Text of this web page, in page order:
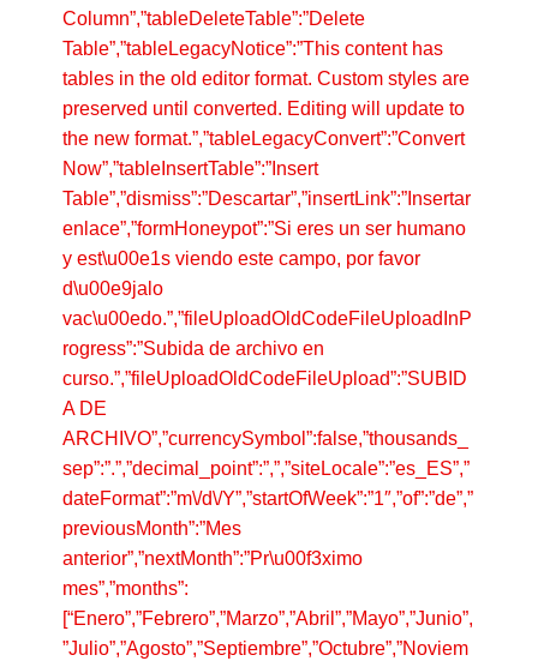
Column”,”tableDeleteTable”:”Delete
Table”,”tableLegacyNotice”:”This content has
tables in the old editor format. Custom styles are
preserved until converted. Editing will update to
the new format.”,”tableLegacyConvert”:”Convert
Now”,”tableInsertTable”:”Insert
Table”,”dismiss”:”Descartar”,”insertLink”:”Insertar
enlace”,”formHoneypot”:”Si eres un ser humano
y est\u00e1s viendo este campo, por favor
d\u00e9jalo
vac\u00edo.”,”fileUploadOldCodeFileUploadInP
rogress”:”Subida de archivo en
curso.”,”fileUploadOldCodeFileUpload”:”SUBID
A DE
ARCHIVO”,”currencySymbol”:false,”thousands_
sep”:”.”,”decimal_point”:”,”,”siteLocale”:”es_ES”,”
dateFormat”:”m\/d\/Y”,”startOfWeek”:”1″,”of”:”de”,”
previousMonth”:”Mes
anterior”,”nextMonth”:”Pr\u00f3ximo
mes”,”months”:
[“Enero”,”Febrero”,”Marzo”,”Abril”,”Mayo”,”Junio”,
”Julio”,”Agosto”,”Septiembre”,”Octubre”,”Noviem